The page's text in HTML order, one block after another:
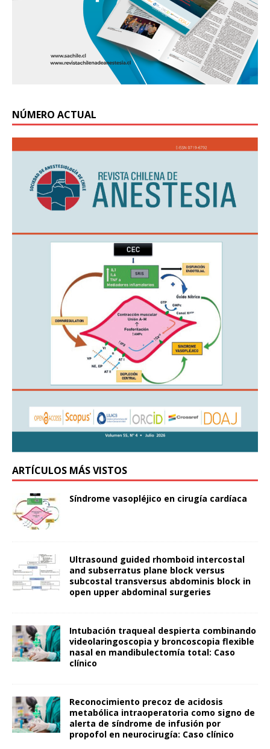
NÚMERO ACTUAL
ARTÍCULOS MÁS VISTOS
Síndrome vasopléjico en cirugía cardíaca
Ultrasound guided rhomboid intercostal
and subserratus plane block versus
subcostal transversus abdominis block in
open upper abdominal surgeries
Intubación traqueal despierta combinando
videolaringoscopia y broncoscopia flexible
nasal en mandibulectomía total: Caso
clínico
Reconocimiento precoz de acidosis
metabólica intraoperatoria como signo de
alerta de síndrome de infusión por
propofol en neurocirugía: Caso clínico